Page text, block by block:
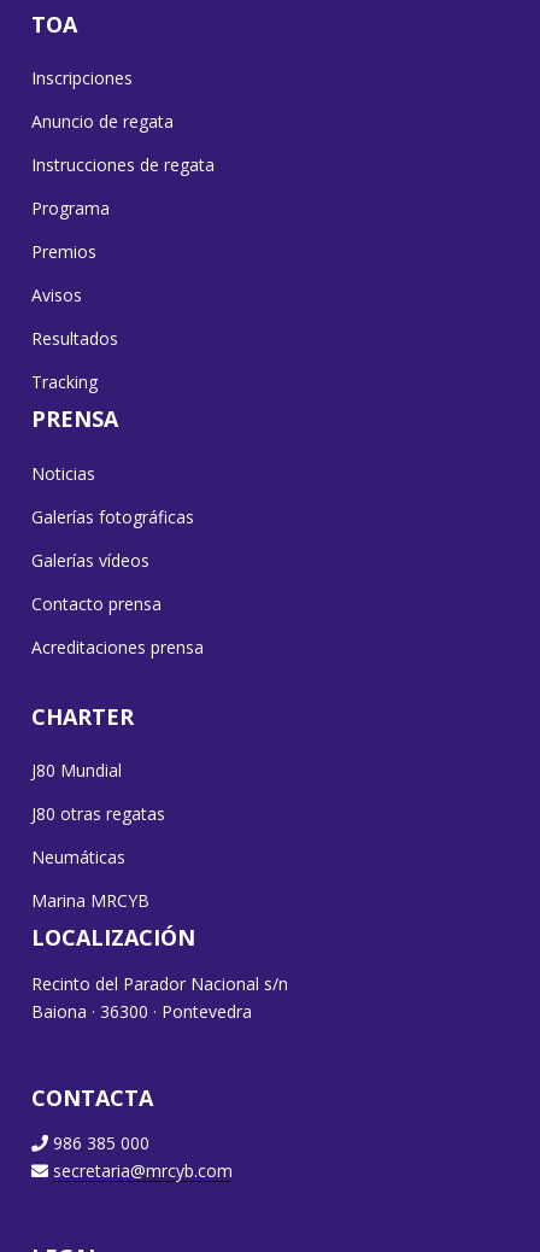
TOA
Inscripciones
Anuncio de regata
Instrucciones de regata
Programa
Premios
Avisos
Resultados
Tracking
PRENSA
Noticias
Galerías fotográficas
Galerías vídeos
Contacto prensa
Acreditaciones prensa
CHARTER
J80 Mundial
J80 otras regatas
Neumáticas
Marina MRCYB
LOCALIZACIÓN
Recinto del Parador Nacional s/n
Baiona · 36300 · Pontevedra
CONTACTA
986 385 000
secretaria@mrcyb.com